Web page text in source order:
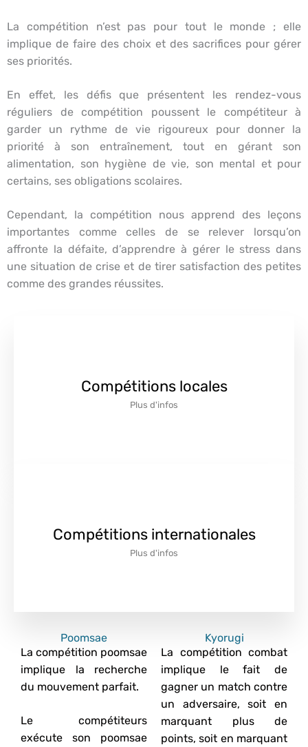
La compétition n’est pas pour tout le monde ; elle
implique de faire des choix et des sacrifices pour gérer
ses priorités.
En effet, les défis que présentent les rendez-vous
réguliers de compétition poussent le compétiteur à
garder un rythme de vie rigoureux pour donner la
priorité à son entraînement, tout en gérant son
alimentation, son hygiène de vie, son mental et pour
certains, ses obligations scolaires.
Cependant, la compétition nous apprend des leçons
importantes comme celles de se relever lorsqu’on
affronte la défaite, d’apprendre à gérer le stress dans
une situation de crise et de tirer satisfaction des petites
comme des grandes réussites.
Compétitions locales
Plus d'infos
Compétitions internationales
Plus d'infos
Poomsae
La compétition poomsae
implique la recherche
du mouvement parfait.
Le compétiteurs
exécute son poomsae
Kyorugi
La compétition combat
implique le fait de
gagner un match contre
un adversaire, soit en
marquant plus de
points, soit en marquant